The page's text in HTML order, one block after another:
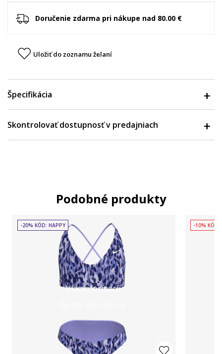
Doručenie zdarma pri nákupe nad 80.00 €
Uložiť do zoznamu želaní
Špecifikácia
Skontrolovať dostupnosť v predajniach
Podobné produkty
Viac informácií
-20% KÓD: HAPPY -10% KÓD: